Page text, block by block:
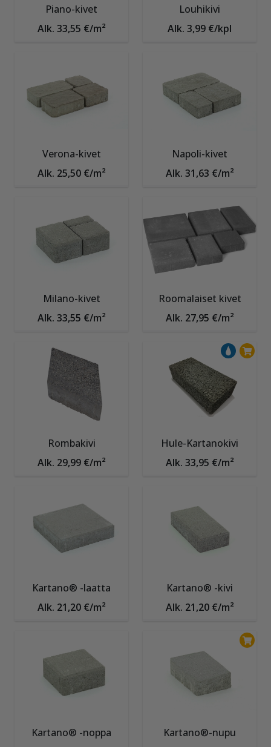
Piano-kivet
Alk. 33,55 €/m²
Louhikivi
Alk. 3,99 €/kpl
Verona-kivet
Alk. 25,50 €/m²
Napoli-kivet
Alk. 31,63 €/m²
Milano-kivet
Alk. 33,55 €/m²
Roomalaiset kivet
Alk. 27,95 €/m²
Rombakivi
Alk. 29,99 €/m²
Hule-Kartanokivi
Alk. 33,95 €/m²
Kartano® -laatta
Alk. 21,20 €/m²
Kartano® -kivi
Alk. 21,20 €/m²
Kartano® -noppa
Kartano®-nupu